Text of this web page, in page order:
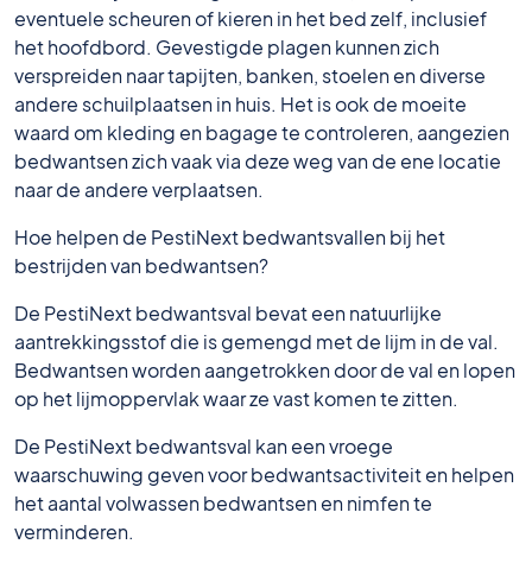
eventuele scheuren of kieren in het bed zelf, inclusief
het hoofdbord. Gevestigde plagen kunnen zich
verspreiden naar tapijten, banken, stoelen en diverse
andere schuilplaatsen in huis. Het is ook de moeite
waard om kleding en bagage te controleren, aangezien
bedwantsen zich vaak via deze weg van de ene locatie
naar de andere verplaatsen.
Hoe helpen de PestiNext bedwantsvallen bij het
bestrijden van bedwantsen?
De PestiNext bedwantsval bevat een natuurlijke
aantrekkingsstof die is gemengd met de lijm in de val.
Bedwantsen worden aangetrokken door de val en lopen
op het lijmoppervlak waar ze vast komen te zitten.
De PestiNext bedwantsval kan een vroege
waarschuwing geven voor bedwantsactiviteit en helpen
het aantal volwassen bedwantsen en nimfen te
verminderen.